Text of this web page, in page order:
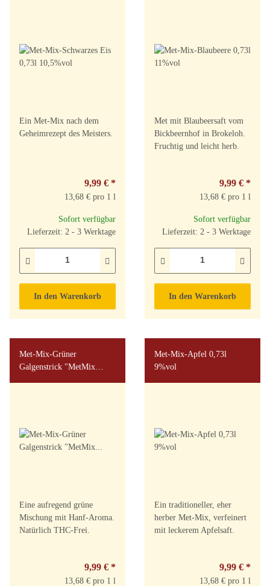
Ein Met-Mix nach dem
Geheimrezept des Meisters.
9,99 € *
13,68 € pro 1 l
Sofort verfügbar
Lieferzeit: 2 - 3 Werktage
In den Warenkorb
Met mit Blaubeersaft vom
Bickbeernhof in Brokeloh.
Fruchtig und leicht herb.
9,99 € *
13,68 € pro 1 l
Sofort verfügbar
Lieferzeit: 2 - 3 Werktage
In den Warenkorb
Met-Mix-Grüner
Galgenstrick "MetMix
Eine aufregend grüne
Mischung mit Hanf-Aroma.
Natürlich THC-Frei.
9,99 € *
13,68 € pro 1 l
Met-Mix-Apfel 0,73l
9%vol
Ein traditioneller, eher
herber Met-Mix, verfeinert
mit leckerem Apfelsaft.
9,99 € *
13,68 € pro 1 l